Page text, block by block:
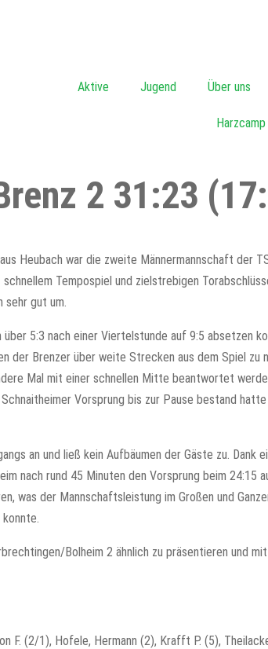
Aktive Jugend Über uns
Harzcamp
2 31:23
Heubach war die zweite Männermannschaft der
Tempospiel und zielstrebigen
sehr gut um.
5:3 nach einer Viertelstunde auf 9:5 absetzen
Brenzer über weite Strecken aus dem Spiel zu
Mal mit einer schnellen Mitte beantwortet
Vorsprung bis zur Pause bestand
an und ließ kein Aufbäumen der Gäste zu. Dank
nach rund 45 Minuten den Vorsprung beim 24:15
was der Mannschaftsleistung im Großen und
Bolheim 2 ähnlich zu präsentieren und
(2/1), Hofele, Hermann (2), Krafft P. (5),